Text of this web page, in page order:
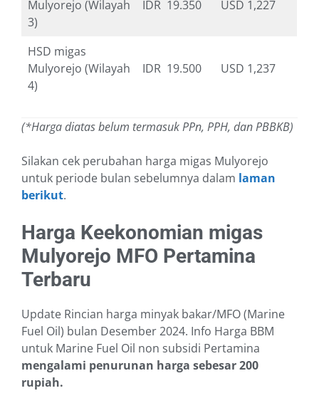
Mulyorejo (Wilayah
3)
IDR 19.350 USD 1,227
HSD migas
Mulyorejo (Wilayah
4)
IDR 19.500 USD 1,237
(*Harga diatas belum termasuk PPn, PPH, dan PBBKB)
Silakan cek perubahan harga migas Mulyorejo
untuk periode bulan sebelumnya dalam laman
berikut.
Harga Keekonomian migas
Mulyorejo MFO Pertamina
Terbaru
Update Rincian harga minyak bakar/MFO (Marine
Fuel Oil) bulan Desember 2024. Info Harga BBM
untuk Marine Fuel Oil non subsidi Pertamina
mengalami penurunan harga sebesar 200
rupiah.